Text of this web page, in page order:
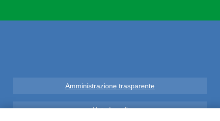
Amministrazione trasparente
Note Legali